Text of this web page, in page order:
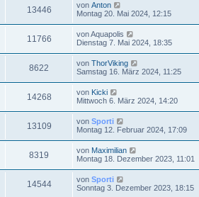
13446 von Anton
Montag 20. Mai 2024, 12:15
11766 vonAquapolis
Dienstag 7. Mai 2024, 18:35
8622 von ThorViking
Samstag 16. März 2024, 11:25
14268 von Kicki
Mittwoch 6. März 2024, 14:20
13109 von Sporti
Montag 12. Februar 2024, 17:09
8319 von Maximilian
Montag 18. Dezember 2023, 11:01
14544 von Sporti
Sonntag 3. Dezember 2023, 18:15